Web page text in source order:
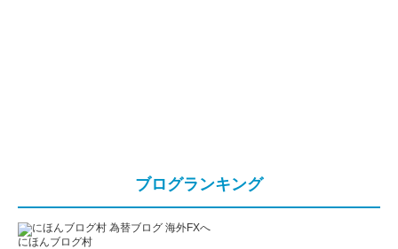
ブログランキング
にほんブログ村